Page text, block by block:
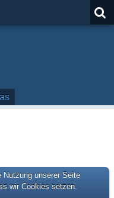
Nutzung unserer Seite
wir Cookies setzen.